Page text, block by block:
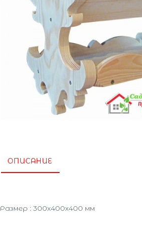
ОПИСАНИЕ
Размер : 300x400x400 мм